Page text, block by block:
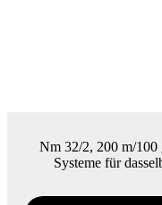
Nm 32/2, 200 m/
Systeme für